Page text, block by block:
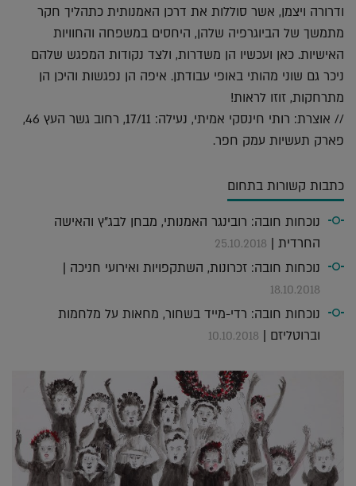
ודרורה ויצמן, אשר סוללות את דרכן האמנותית כתהליך חקר
מתמשך של הביוגרפיה שלהן, היחסים במשפחה והחוויות
האישיות. כאן ועכשיו הן משדרות, ולצד נקודות המפגש שלהם
ניכר גם שוני מהותי באופי עבודתן. איפה הן נפגשות והיכן הן
מתרחקות, זוזו לראות!
// אוצרת: רותי חינסקי אמיתי, נעילה: 17/11, רחוב גשר העץ 46,
פארק תעשיות עמק חפר.
כתבות קשורות בתחום
נוכחות חובה: רובינגר האמנותי, מבחן לבג"ץ והאישה
החרדית | 25.10.2018
נוכחות חובה: זכרונות, השתקפויות ואירועי חניכה |
18.10.2018
נוכחות חובה: רדי-מייד בשחור, מחאות על מלחמות
וברוטליזם | 10.10.2018